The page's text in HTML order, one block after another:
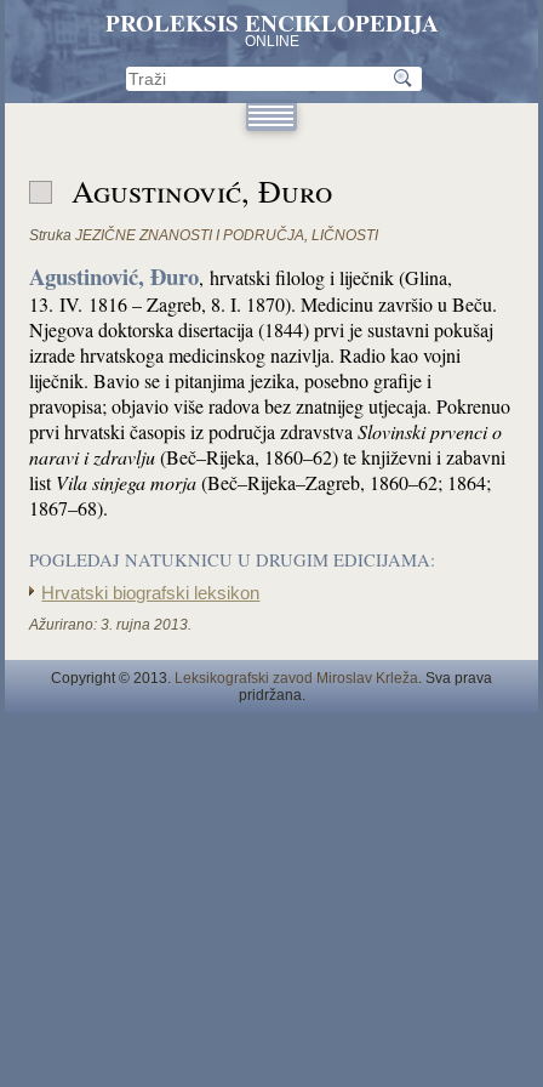
PROLEKSIS ENCIKLOPEDIJA
ONLINE
Agustinović, Đuro
Struka JEZIČNE ZNANOSTI I PODRUČJA,LIČNOSTI
Agustinović, Đuro,hrvatski filolog i liječnik (Glina,
13. IV. 1816 – Zagreb, 8. I. 1870). Medicinu završio u Beču.
Njegova doktorska disertacija (1844) prvi je sustavni pokušaj
izrade hrvatskoga medicinskog nazivlja. Radio kao vojni
liječnik. Bavio se i pitanjima jezika, posebno grafije i
pravopisa; objavio više radova bez znatnijeg utjecaja. Pokrenuo
prvi hrvatski časopis iz područja zdravstvaSlovinski prvenci o
naravi i zdravlju(Beč–Rijeka, 1860–62) te književni i zabavni
listVila sinjega morja(Beč–Rijeka–Zagreb, 1860–62; 1864;
1867–68).
POGLEDAJ NATUKNICU U DRUGIM EDICIJAMA:
Hrvatski biografski leksikon
Ažurirano: 3. rujna 2013.
Copyright © 2013. Leksikografski zavod Miroslav Krleža. Sva prava
pridržana.